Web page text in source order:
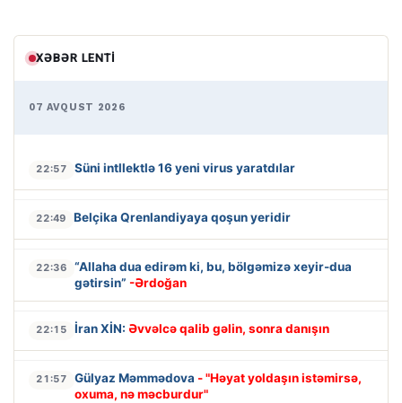
XƏBƏR LENTI
07 AVQUST 2026
22:57 Süni intllektlə 16 yeni virus yaratdılar
22:49 Belçika Qrenlandiyaya qoşun yeridir
22:36
“Allaha dua edirəm ki, bu, bölgəmizə xeyir-dua
gətirsin” -Ərdoğan
22:15 İran XİN: Əvvəlcə qalib gəlin, sonra danışın
21:57 Gülyaz Məmmədova - "Həyat yoldaşın istəmirsə,
oxuma, nə məcburdur"